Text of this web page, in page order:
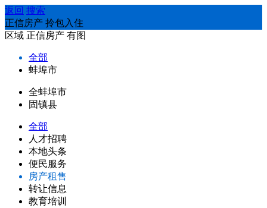
返回 搜索
正信房产 拎包入住
区域 正信房产 有图
全部
蚌埠市
全蚌埠市
固镇县
全部
人才招聘
本地头条
便民服务
房产租售
转让信息
教育培训